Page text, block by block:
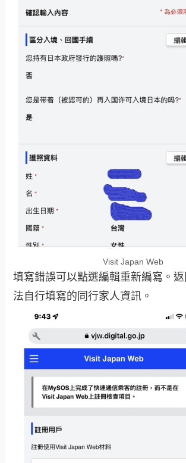
Visit Japan Web
填寫錯誤可以點選編輯重新編寫。
法自行填寫的同行家人資訊。